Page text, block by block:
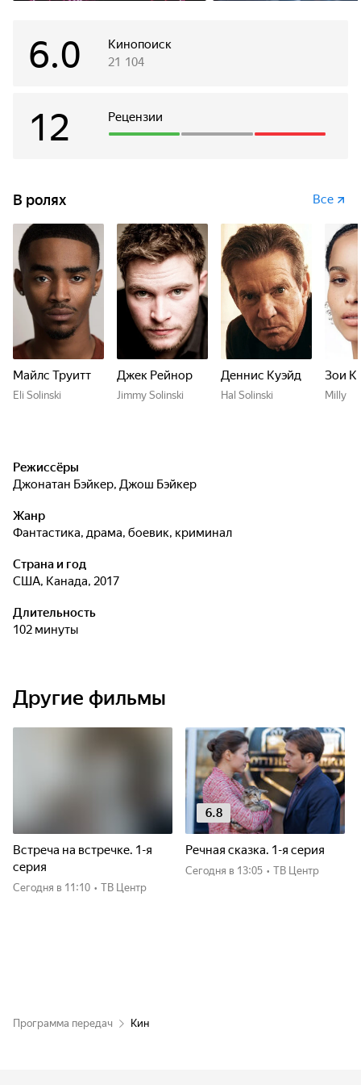
Кинопоиск
6.0 21 104
Рецензии
12
В ролях Все
Майлс Труитт
Eli Solinski
Джек Рейнор
Jimmy Solinski
Деннис Куэйд
Hal Solinski
Зои
Milly
Режиссёры
Джонатан Бэйкер, Джош Бэйкер
Жанр
фантастика, драма, боевик, криминал
Страна и год
США, Канада, 2017
Длительность
102 минуты
Другие фильмы
Встреча на встречке. 1-я
серия
Сегодня в 11:10 • ТВ Центр
6.8
Речная сказка. 1-я серия
Сегодня в 13:05 • ТВ Центр
Программа передач Кин